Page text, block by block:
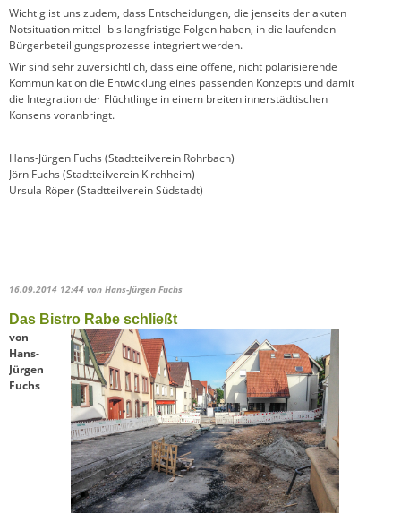
Wichtig ist uns zudem, dass Entscheidungen, die jenseits der akuten
Notsituation mittel- bis langfristige Folgen haben, in die laufenden
Bürgerbeteiligungsprozesse integriert werden.
Wir sind sehr zuversichtlich, dass eine offene, nicht polarisierende
Kommunikation die Entwicklung eines passenden Konzepts und damit
die Integration der Flüchtlinge in einem breiten innerstädtischen
Konsens voranbringt.
Hans-Jürgen Fuchs (Stadtteilverein Rohrbach)
Jörn Fuchs (Stadtteilverein Kirchheim)
Ursula Röper (Stadtteilverein Südstadt)
16.09.2014 12:44 von Hans-Jürgen Fuchs
Das Bistro Rabe schließt
von
Hans-
Jürgen
Fuchs